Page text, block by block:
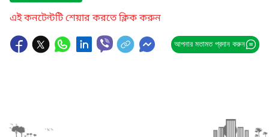
এই কনটেন্টটি শেয়ার করতে ক্লিক করুন
আপনার মতামত প্রদান করুন